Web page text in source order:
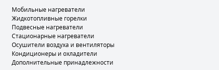
Мобильные нагреватели
Жидкотопливные горелки
Подвесные нагреватели
Стационарные нагреватели
Осушители воздуха и вентиляторы
Кондиционеры и охладители
Дополнительные принадлежности